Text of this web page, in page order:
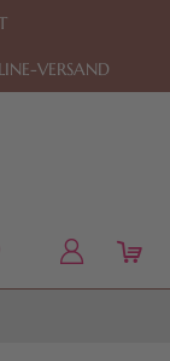
springen
VERSAND